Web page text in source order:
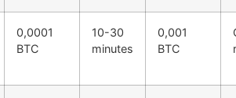
0,0001
BTC
10-30
minutes
0,001
BTC